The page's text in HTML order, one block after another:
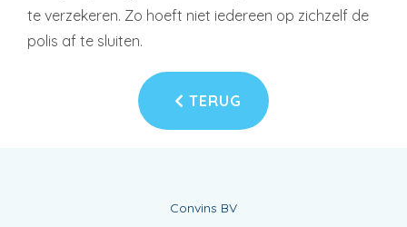
te verzekeren. Zo hoeft niet iedereen op zichzelf de
polis af te sluiten.
TERUG
Convins BV